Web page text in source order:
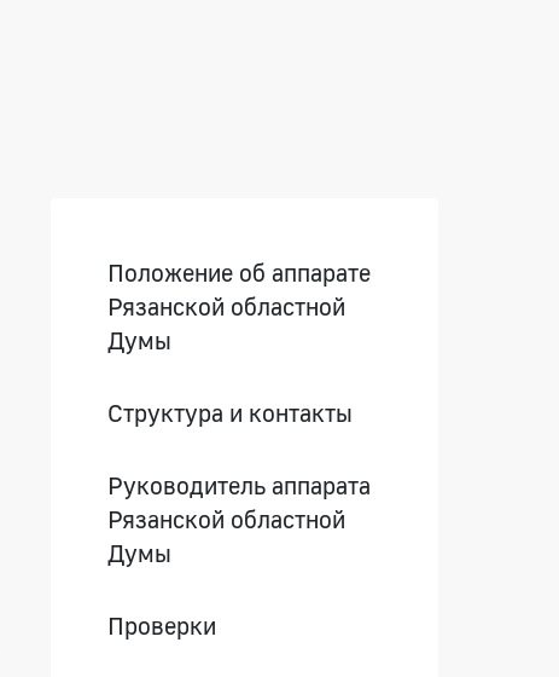
Положение об аппарате
Рязанской областной
Думы
Структура и контакты
Руководитель аппарата
Рязанской областной
Думы
Проверки